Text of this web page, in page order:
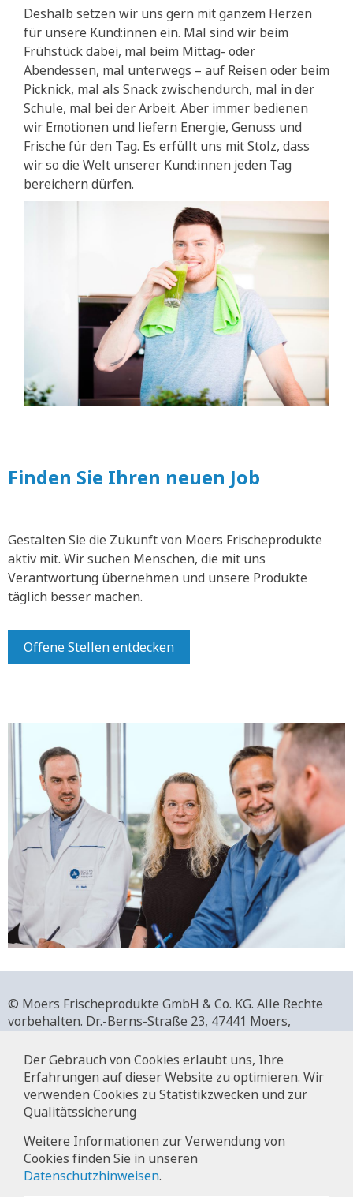
Deshalb setzen wir uns gern mit ganzem Herzen
für unsere Kund:innen ein. Mal sind wir beim
Frühstück dabei, mal beim Mittag- oder
Abendessen, mal unterwegs – auf Reisen oder beim
Picknick, mal als Snack zwischendurch, mal in der
Schule, mal bei der Arbeit. Aber immer bedienen
wir Emotionen und liefern Energie, Genuss und
Frische für den Tag. Es erfüllt uns mit Stolz, dass
wir so die Welt unserer Kund:innen jeden Tag
bereichern dürfen.
Finden Sie Ihren neuen Job
Gestalten Sie die Zukunft von Moers Frischeprodukte
aktiv mit. Wir suchen Menschen, die mit uns
Verantwortung übernehmen und unsere Produkte
täglich besser machen.
Offene Stellen entdecken
© Moers Frischeprodukte GmbH & Co. KG. Alle Rechte
vorbehalten. Dr.-Berns-Straße 23, 47441 Moers,
+49 2841 911-0,www.moers-frischeprodukte.de
Impressum
Datenschutz
Der Gebrauch von Cookies erlaubt uns, Ihre
Erfahrungen auf dieser Website zu optimieren. Wir
verwenden Cookies zu Statistikzwecken und zur
Qualitätssicherung
Weitere Informationen zur Verwendung von
Cookies finden Sie in unseren
Datenschutzhinweisen.